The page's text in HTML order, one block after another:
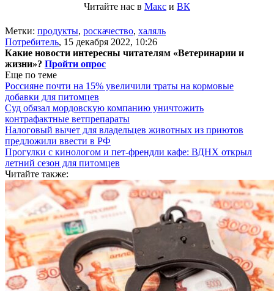
Читайте нас в Макс и ВК
Метки: продукты, роскачество, халяль
Потребитель, 15 декабря 2022, 10:26
Какие новости интересны читателям «Ветеринарии и
жизни»? Пройти опрос
Еще по теме
Россияне почти на 15% увеличили траты на кормовые
добавки для питомцев
Суд обязал мордовскую компанию уничтожить
контрафактные ветпрепараты
Налоговый вычет для владельцев животных из приютов
предложили ввести в РФ
Прогулки с кинологом и пет-френдли кафе: ВДНХ открыл
летний сезон для питомцев
Читайте также: